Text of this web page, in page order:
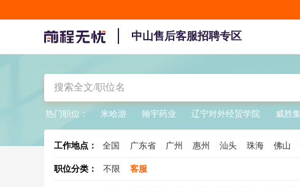
中山售后客服招聘专区
热门职位： 米哈游 翰宇药业 辽宁对外经贸学院 威胜
工作地点： 全国 广东省 广州 惠州 汕头 珠海 佛山
职位分类： 不限 客服